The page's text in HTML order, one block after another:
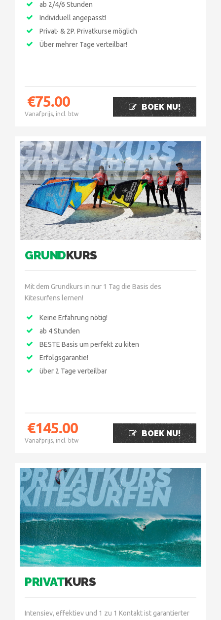
ab 2/4/6 Stunden
Individuell angepasst!
Privat- & 2P. Privatkurse möglich
Über mehrer Tage verteilbar!
€75.00
Vanafprijs, incl. btw
BOEK NU!
GRUNDKURS
KITESURFEN
GRUNDKURS
Mit dem Grundkurs in nur 1 Tag die Basis des
Kitesurfens lernen!
Keine Erfahrung nötig!
ab 4 Stunden
BESTE Basis um perfekt zu kiten
Erfolgsgarantie!
über 2 Tage verteilbar
€145.00
Vanafprijs, incl. btw
BOEK NU!
PRIVATKURS
KITESURFEN
PRIVATKURS
Intensiev, effektiev und 1 zu 1 Kontakt ist garantierter